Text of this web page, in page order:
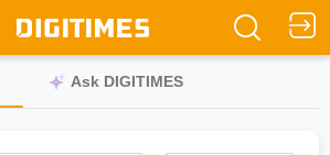
Ask DIGITIMES